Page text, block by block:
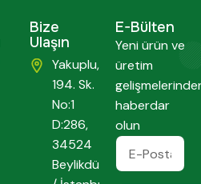
Bize
Ulaşın
Yakuplu,
194. Sk.
No:1
D:286,
34524
Beylikdüzü
E-Bülten
Yeni ürün ve
üretim
haberdar
olun